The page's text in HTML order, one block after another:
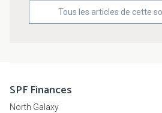
Tous les articles de cette
SPF Finances
North Galaxy